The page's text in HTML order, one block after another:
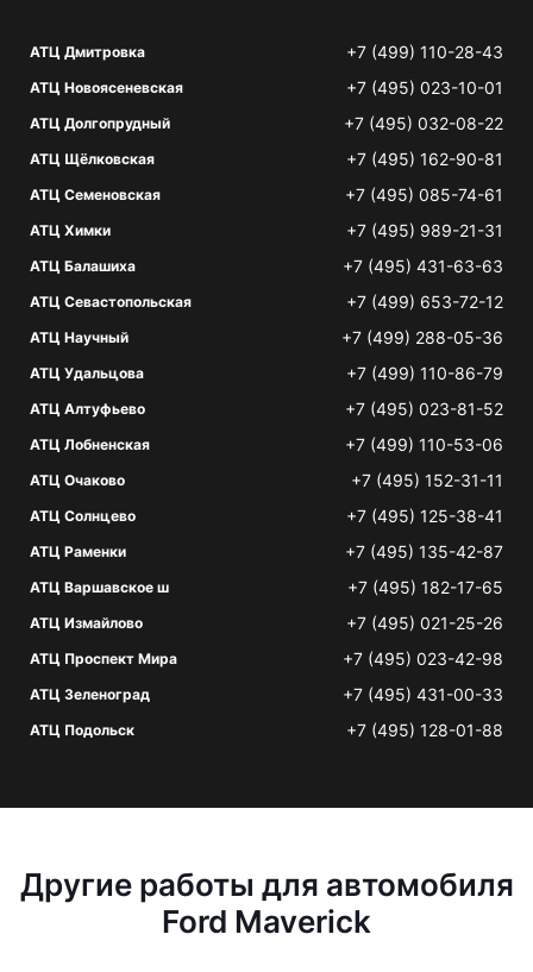
АТЦ Дмитровка +7 (499) 110-28-43
АТЦ Новоясеневская +7 (495) 023-10-01
АТЦ Долгопрудный +7 (495) 032-08-22
АТЦ Щёлковская +7 (495) 162-90-81
АТЦ Семеновская +7 (495) 085-74-61
АТЦ Химки +7 (495) 989-21-31
АТЦ Балашиха +7 (495) 431-63-63
АТЦ Севастопольская +7 (499) 653-72-12
АТЦ Научный +7 (499) 288-05-36
АТЦ Удальцова +7 (499) 110-86-79
АТЦ Алтуфьево +7 (495) 023-81-52
АТЦ Лобненская +7 (499) 110-53-06
АТЦ Очаково +7 (495) 152-31-11
АТЦ Солнцево +7 (495) 125-38-41
АТЦ Раменки +7 (495) 135-42-87
АТЦ Варшавское ш +7 (495) 182-17-65
АТЦ Измайлово +7 (495) 021-25-26
АТЦ Проспект Мира +7 (495) 023-42-98
АТЦ Зеленоград +7 (495) 431-00-33
АТЦ Подольск +7 (495) 128-01-88
Другие работы для автомобиля
Ford Maverick